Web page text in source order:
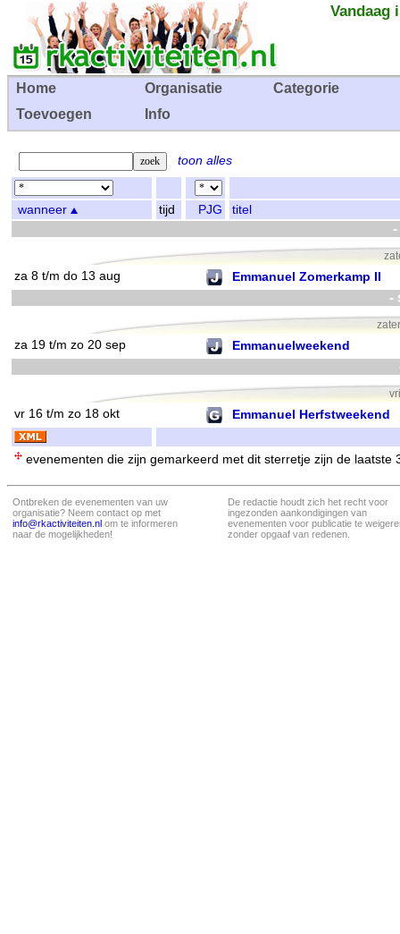
Vandaag
Home Organisatie
Categorie
Toevoegen
Info
toon alles
wanneer tijd PJG titel
za 8 t/m do 13 aug Emmanuel Zomerkamp II
-
za 19 t/m zo 20 sep Emmanuelweekend
vr 16 t/m zo 18 okt Emmanuel Herfstweekend
evenementen die zijn gemarkeerd met dit sterretje zijn de laatste
Ontbreken de evenementen van uw
organisatie? Neem contact op met
info@rkactiviteiten.nl om te informeren
naar de mogelijkheden!
De redactie houdt zich het recht voor
ingezonden aankondigingen van
evenementen voor publicatie te
zonder opgaaf van redenen.